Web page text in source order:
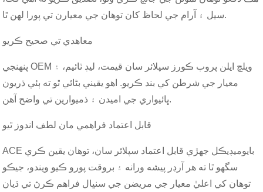
سيل ۽ آرام جي لحاظ کان توهان جي معيارن تي پورا لهن ٿا.
معاهدي تي صحيح ڪريو
پنهنجي OEM ويلچ ايلن پروب ڪورز سپلائر سان قيمت، ليڊ ٽائيم، ۽
معيار جي شرطن کي بند ڪريو. اهو يقيني بڻائي ٿو ته ٻئي ڌريون
ڀائيواري جي اميدن ۽ ذميوارين تي واضح آهن.
قابل اعتماد فراهمي مان لطف اندوز ٿيو
ACE بايوميڊيڪل جهڙي قابل اعتماد سپلائر سان، توهان يقين ڪري
سگهو ٿا ته هر آرڊر پيشه ورانه ۽ بروقت پورو ڪيو ويندو، جيڪو
توهان کي اعليٰ معيار جي مريضن جي سنڀال فراهم ڪرڻ تي ڌيان